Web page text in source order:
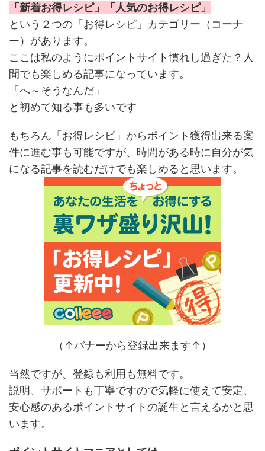
「新着お得レシピ」「人気のお得レシピ」
という２つの「お得レシピ」カテゴリー（コーナ
ー）があります。
ここは私のようにポイントサイト慣れし過ぎた？人
間でも楽しめる記事になっています。
「へ～そうなんだ」
と初めて知る事も多いです
もちろん「お得レシピ」からポイント獲得出来る案
件に進む事も可能ですが、時間がある時に自分が気
になる記事を読むだけでも楽しめると思います。
（↑バナーから登録出来ます↑）
当然ですが、登録も利用も無料です。
説明、サポートも丁寧ですので気軽に使えて安定、
安心感のあるポイントサイトの誕生と言えるかと思
います。